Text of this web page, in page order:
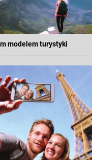
modelem turystyki